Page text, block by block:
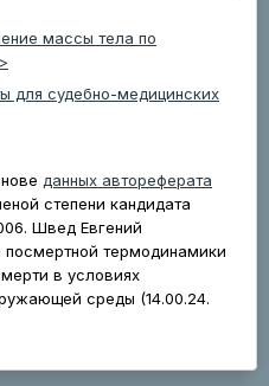
массы тела по
для судебно-медицинских
данных автореферата
степени кандидата
Швед Евгений
термодинамики
в условиях
среды (14.00.24.